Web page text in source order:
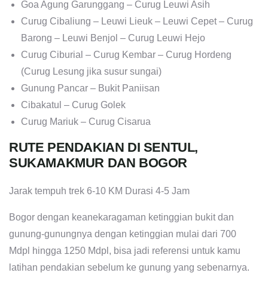
Goa Agung Garunggang – Curug Leuwi Asih
Curug Cibaliung – Leuwi Lieuk – Leuwi Cepet – Curug
Barong – Leuwi Benjol – Curug Leuwi Hejo
Curug Ciburial – Curug Kembar – Curug Hordeng
(Curug Lesung jika susur sungai)
Gunung Pancar – Bukit Paniisan
Cibakatul – Curug Golek
Curug Mariuk – Curug Cisarua
RUTE PENDAKIAN DI SENTUL,
SUKAMAKMUR DAN BOGOR
Jarak tempuh trek 6-10 KM Durasi 4-5 Jam
Bogor dengan keanekaragaman ketinggian bukit dan
gunung-gunungnya dengan ketinggian mulai dari 700
Mdpl hingga 1250 Mdpl, bisa jadi referensi untuk kamu
latihan pendakian sebelum ke gunung yang sebenarnya.